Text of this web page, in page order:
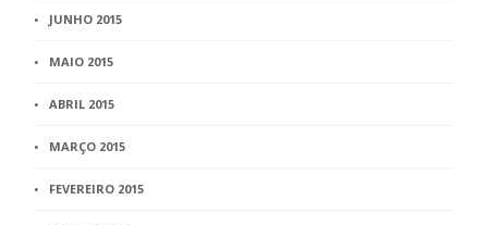
JUNHO 2015
MAIO 2015
ABRIL 2015
MARÇO 2015
FEVEREIRO 2015